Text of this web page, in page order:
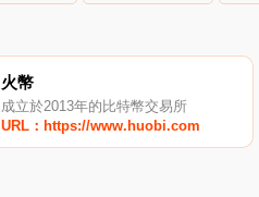
火幣
成立於2013年的比特幣交易所
URL：https://www.huobi.com